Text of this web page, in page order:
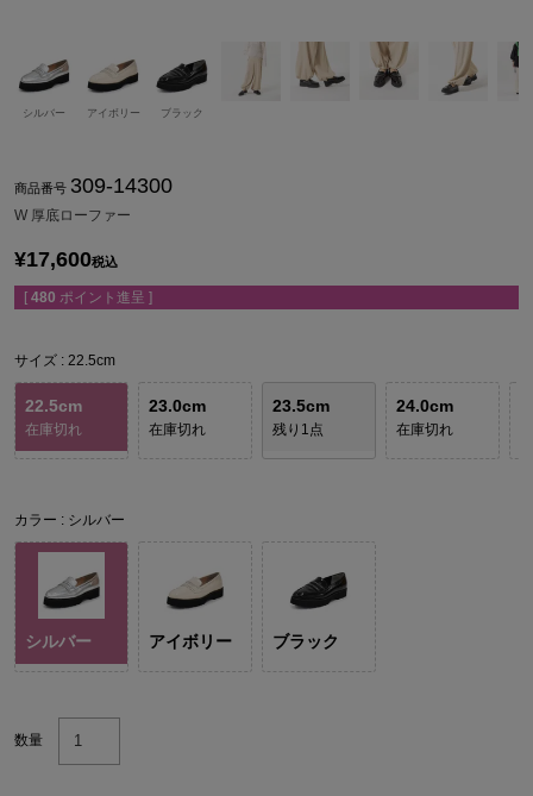
シルバー アイボリー ブラック
商品番号 309-14300
W 厚底ローファー
¥17,600税込
[ 480 ポイント進呈 ]
サイズ 22.5cm
22.5cm
在庫切れ
23.0cm
在庫切れ
23.5cm
残り1点
24.0cm
在庫切れ
カラー シルバー
シルバー アイボリー ブラック
数量